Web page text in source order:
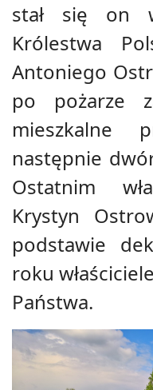
stał się on
Królestwa
Antoniego
po pożarze
mieszkalne
następnie
Ostatnim
Krystyn
podstawie
roku
Państwa.